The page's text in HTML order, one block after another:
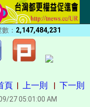
： 2,147,484,231
頁 | 上一則 | 下一則
27 05:01:00 AM